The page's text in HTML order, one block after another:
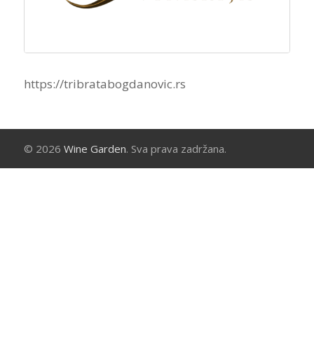
https://tribratabogdanovic.rs
© 2026 Wine Garden. Sva prava zadržana.